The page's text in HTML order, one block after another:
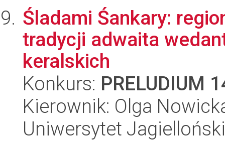
Śladami Śankary:
tradycji adwaita
keralskich
Konkurs: PRELUDIUM
Kierownik: Olga
Uniwersytet